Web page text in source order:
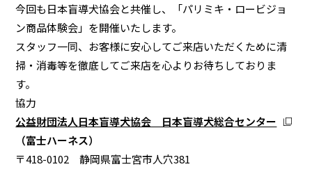
今回も日本盲導犬協会と共催し、「パリミキ・ロービジョ
ン商品体験会」を開催いたします。
スタッフ一同、お客様に安心してご来店いただくために清
掃・消毒等を徹底してご来店を心よりお待ちしておりま
す。
協力
公益財団法人日本盲導犬協会 日本盲導犬総合センター
（富士ハーネス）
〒418-0102 静岡県富士宮市人穴381